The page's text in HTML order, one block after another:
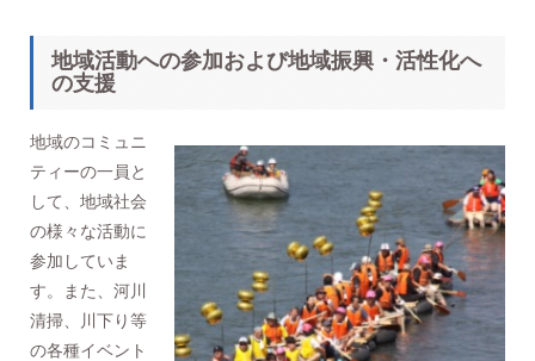
地域活動への参加および地域振興・活性化へ
の支援
地域のコミュニ
ティーの一員と
して、地域社会
の様々な活動に
参加していま
す。また、河川
清掃、川下り等
の各種イベント